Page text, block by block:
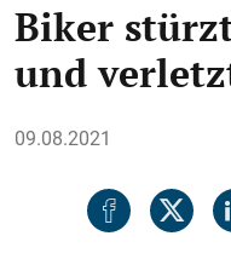
Biker
und
09.08.2021